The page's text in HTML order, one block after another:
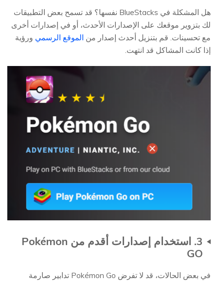
هل المشكلة في BlueStacks نفسها؟ قد تسمح بعض التطبيقات
لك بتزوير موقعك على الإصدارات الأحدث، أو في إصدارات أخرى
مع تحسينات. قم بتنزيل أحدث إصدار من الموقع الرسمي ورؤية
إذا كانت المشاكل قد انتهت.
3. استخدام إصدارات أقدم من Pokémon
GO
في بعض الحالات، قد لا تفرض Pokémon Go تدابير صارمة